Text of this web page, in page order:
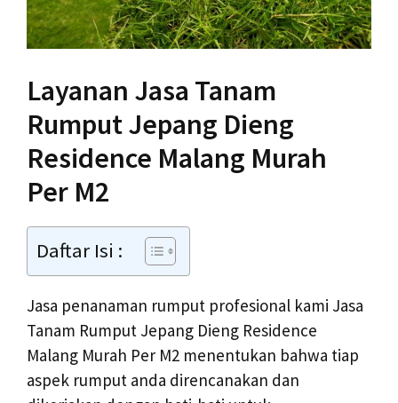
Layanan Jasa Tanam
Rumput Jepang Dieng
Residence Malang Murah
Per M2
Daftar Isi :
Jasa penanaman rumput profesional kami Jasa
Tanam Rumput Jepang Dieng Residence
Malang Murah Per M2 menentukan bahwa tiap
aspek rumput anda direncanakan dan